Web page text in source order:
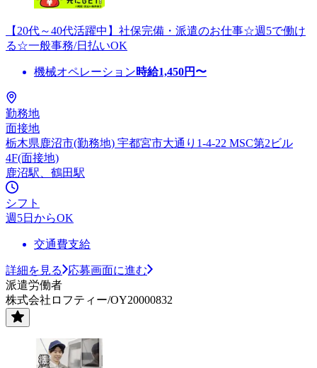
【20代～40代活躍中】社保完備・派遣のお仕事☆週5で働け
る☆一般事務/日払いOK
機械オペレーション時給1,450円〜
勤務地
面接地
栃木県鹿沼市(勤務地) 宇都宮市大通り1-4-22 MSC第2ビル
4F(面接地)
鹿沼駅、鶴田駅
シフト
週5日からOK
交通費支給
詳細を見る
応募画面に進む
派遣労働者
株式会社ロフティー/OY20000832